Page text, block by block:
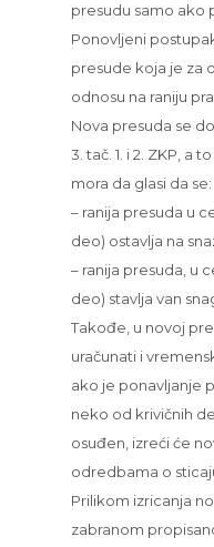
presudu samo ako
Ponovljeni
presude koja je za
odnosu na raniju
Nova presuda se
3. tač. 1. i 2. ZKP, a
mora da glasi da se:
– ranija presuda u
deo) ostavlja na
– ranija presuda, u
deo) stavlja van
Takođe, u novoj
uračunati i
ako je ponavljanje
neko od krivičnih
osuđen, izreći će
odredbama o
Prilikom izricanja
zabranom